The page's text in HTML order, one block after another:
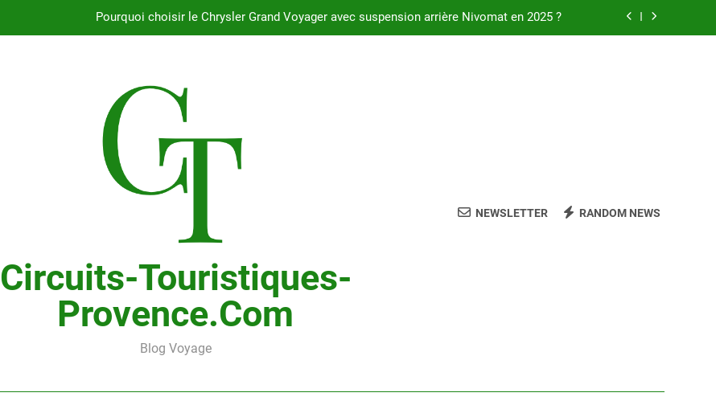
Pourquoi choisir le Chrysler Grand Voyager avec suspension arrière Nivomat en 2025 ?
Découvrez les avantages du ZTE Voyage 3D pour une expérience immersive
Pourquoi choisir le Chrysler Grand Voyager avec suspension arrière Nivomat en 2025 ?
Comprendre le rôle du capuchon de tour des amortisseurs avant du Chrysler Voyager
Circuits-Touristiques-
Provence.com
Blog Voyage
NEWSLETTER RANDOM NEWS